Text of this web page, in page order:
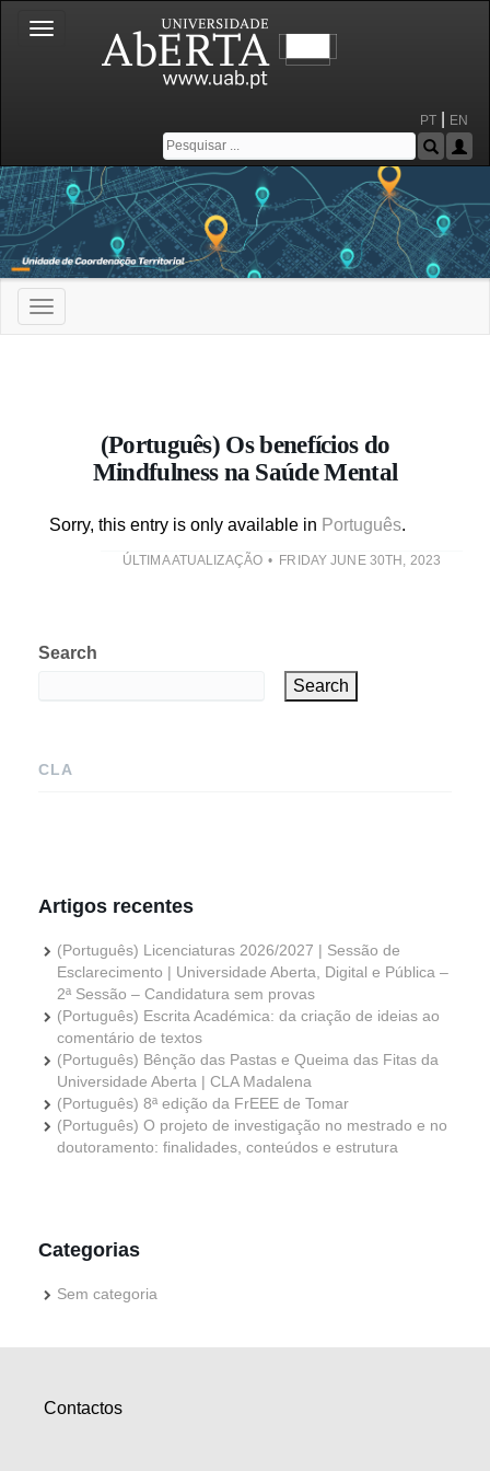
Toggle
navigation
PT EN
Toggle
navigation
(Português) Os benefícios do
Mindfulness na Saúde Mental
Sorry, this entry is only available in Português.
ÚLTIMA ATUALIZAÇÃO FRIDAY JUNE 30TH, 2023
Search
Search
CLA
Artigos recentes
(Português) Licenciaturas 2026/2027 | Sessão de
Esclarecimento | Universidade Aberta, Digital e Pública –
2ª Sessão – Candidatura sem provas
(Português) Escrita Académica: da criação de ideias ao
comentário de textos
(Português) Bênção das Pastas e Queima das Fitas da
Universidade Aberta | CLA Madalena
(Português) 8ª edição da FrEEE de Tomar
(Português) O projeto de investigação no mestrado e no
doutoramento: finalidades, conteúdos e estrutura
Categorias
Sem categoria
Contactos